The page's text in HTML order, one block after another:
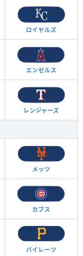
ロイヤルズ
エンゼルス
レンジャーズ
メッツ
カブス
パイレーツ